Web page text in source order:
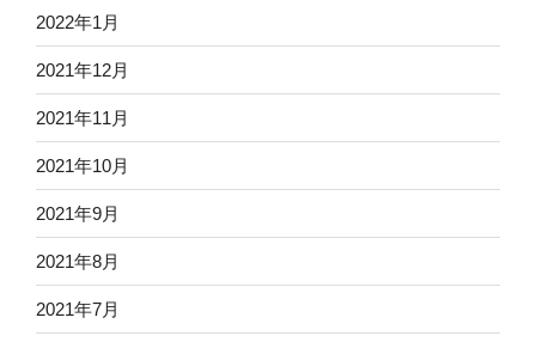
2022年1月
2021年12月
2021年11月
2021年10月
2021年9月
2021年8月
2021年7月